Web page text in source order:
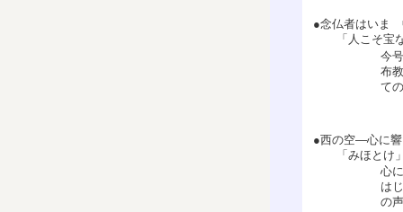
●念仏者はいま
「人こそ宝
今
布
て
●西の空―心に
「みほとけ」
心
は
の